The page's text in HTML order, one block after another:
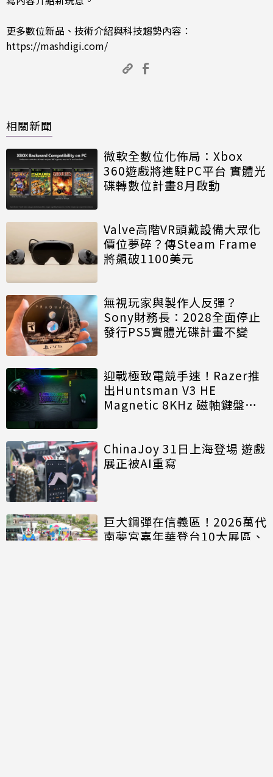
更多數位新品、技術介紹與科技趨勢內容：
https://mashdigi.com/
相關新聞
微軟全數位化佈局：Xbox
360遊戲將進駐PC平台 實體光
碟轉數位計畫8月啟動
Valve高階VR頭戴設備大眾化
價位夢碎？傳Steam Frame
將飆破1100美元
無視玩家與製作人反彈？
Sony財務長：2028全面停止
發行PS5實體光碟計畫不變
迎戰極致電競手速！Razer推
出Huntsman V3 HE
Magnetic 8KHz 磁軸鍵盤效
ChinaJoy 31日上海登場 遊戲
展正被AI重寫
巨大鋼彈在信義區！2026萬代
南夢宮嘉年華登台10大展區、